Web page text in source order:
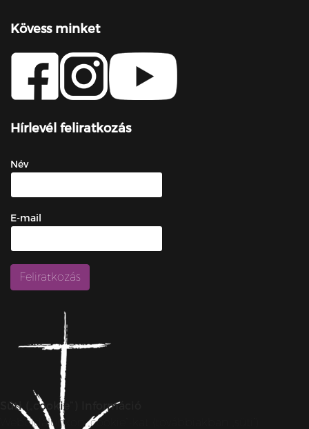
Kövess minket
Hírlevél feliratkozás
Név
E-mail
Süti („cookie”) Információ
Weboldalunkon „cookie”-kat (továbbiakban „süti”)